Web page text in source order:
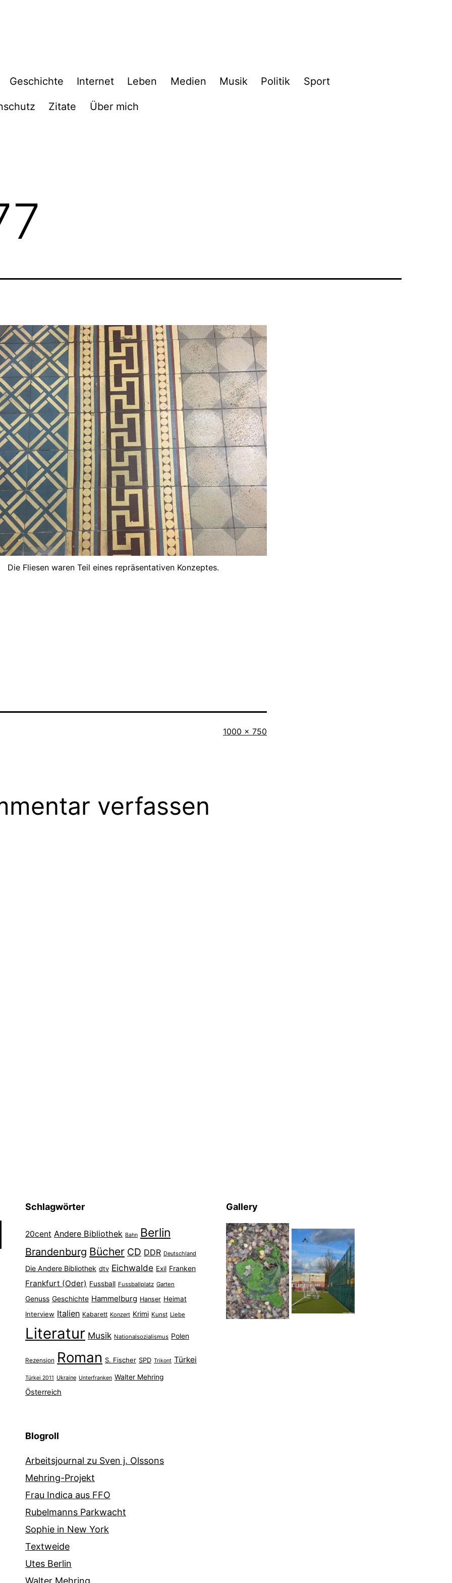
Geschichte Internet Leben Medien Musik Politik Sport
Zitate Über mich
Die Fliesen waren Teil eines repräsentativen Konzeptes.
Originalgröße
1000 × 750
verfassen
Schlagwörter
20cent Andere Bibliothek Bahn Berlin
Brandenburg Bücher CD DDR Deutschland
Die Andere Bibliothek dtv Eichwalde Exil Franken
Frankfurt (Oder) Fussball Fussballplatz Garten
Genuss Geschichte Hammelburg Hanser Heimat
Interview Italien Kabarett Konzert Krimi Kunst Liebe
Literatur Musik Nationalsozialismus Polen
Rezension Roman S. Fischer SPD Trikont Türkei
Türkei 2011 Ukraine Unterfranken Walter Mehring
Österreich
Gallery
Blogroll
Arbeitsjournal zu Sven j. Olssons
Mehring-Projekt
Frau Indica aus FFO
Rubelmanns Parkwacht
Sophie in New York
Textweide
Utes Berlin
Walter Mehring